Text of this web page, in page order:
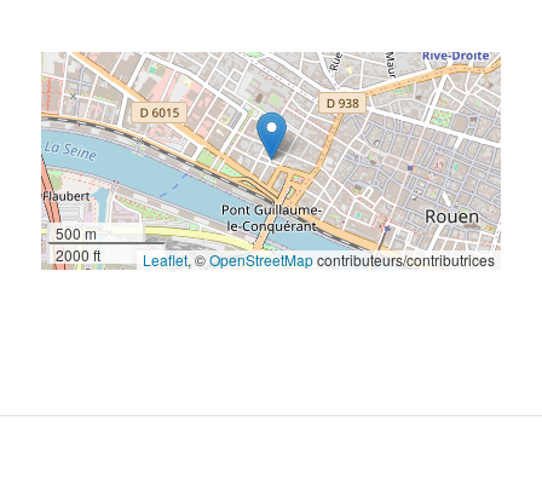
500 m
2000 ft
Leaflet, ©OpenStreetMapcontributeurs/contributrices